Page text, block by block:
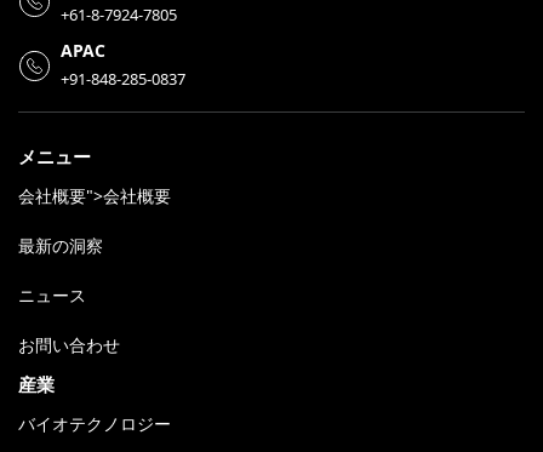
+61-8-7924-7805
APAC
+91-848-285-0837
メニュー
会社概要">会社概要
最新の洞察
ニュース
お問い合わせ
産業
バイオテクノロジー